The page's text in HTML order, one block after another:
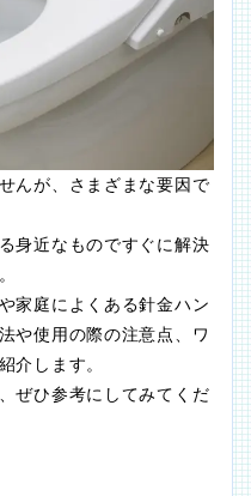
んが、さまざまな要因で
身近なものですぐに解決
家庭によくある針金ハン
や使用の際の注意点、ワ
介します。
ぜひ参考にしてみてくだ